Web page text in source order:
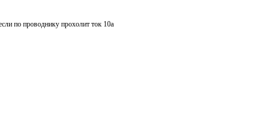
по проводнику прохолит ток 10а